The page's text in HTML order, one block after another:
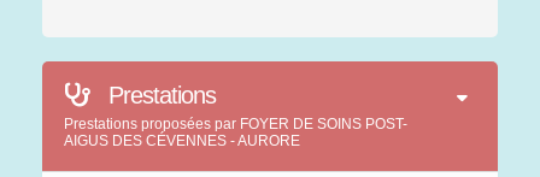
Prestations
Prestations proposées par FOYER DE SOINS POST-
AIGUS DES CÉVENNES - AURORE